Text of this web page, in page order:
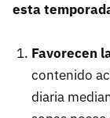
esta
Favorecen
contenido
diaria